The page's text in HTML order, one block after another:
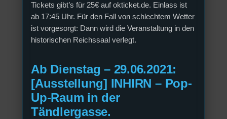
Tickets gibt’s für 25€ auf okticket.de. Einlass ist
ab 17:45 Uhr. Für den Fall von schlechtem Wetter
ist vorgesorgt: Dann wird die Veranstaltung in den
historischen Reichssaal verlegt.
Ab Dienstag – 29.06.2021:
[Ausstellung] INHIRN – Pop-
Up-Raum in der
Tändlergasse.